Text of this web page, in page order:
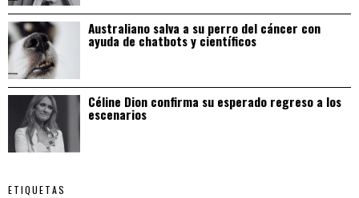
Australiano salva a su perro del cáncer con
ayuda de chatbots y científicos
Céline Dion confirma su esperado regreso a los
escenarios
ETIQUETAS